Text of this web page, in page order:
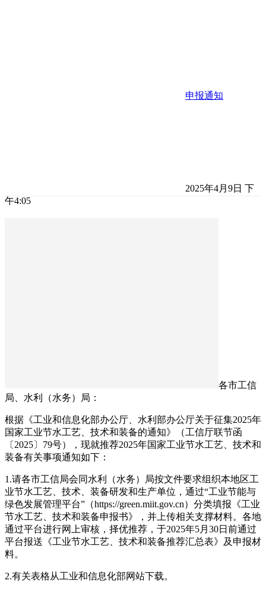
申报通知
2025年4月9日 下
午4:05
各市工信
局、水利（水务）局：
根据《工业和信息化部办公厅、水利部办公厅关于征集2025年
国家工业节水工艺、技术和装备的通知》（工信厅联节函
〔2025〕79号），现就推荐2025年国家工业节水工艺、技术和
装备有关事项通知如下：
1.请各市工信局会同水利（水务）局按文件要求组织本地区工
业节水工艺、技术、装备研发和生产单位，通过“工业节能与
绿色发展管理平台”（https://green.miit.gov.cn）分类填报《工业
节水工艺、技术和装备申报书》，并上传相关支撑材料。各地
通过平台进行网上审核，择优推荐，于2025年5月30日前通过
平台报送《工业节水工艺、技术和装备推荐汇总表》及申报材
料。
2.有关表格从工业和信息化部网站下载。